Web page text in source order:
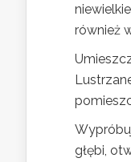
również
głębi,